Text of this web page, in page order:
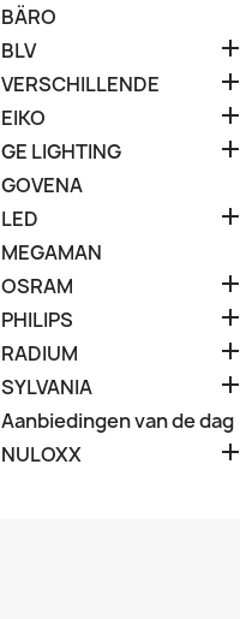
BÄRO
BLV

VERSCHILLENDE 
EIKO 
GE LIGHTING 
GOVENA
LED

MEGAMAN
OSRAM

PHILIPS 
RADIUM 
SYLVANIA 
Aanbiedingen van de dag
NULOXX
